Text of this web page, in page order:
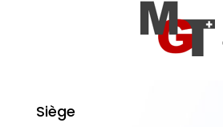
Siège